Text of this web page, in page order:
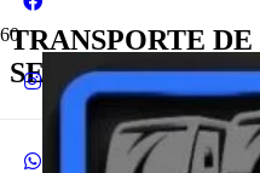
TRANSPORTE
SERENA